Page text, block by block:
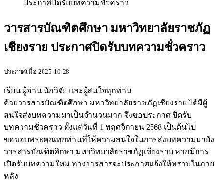
ประกาศปิดรับบทความชั่วคราว
วารสารบัณฑิตศึกษา มหาวิทยาลัยราชภัฏ
เชียงราย ประกาศปิดรับบทความชั่วคราว
ประกาศเมื่อ 2025-10-28
เรียน ผู้อ่าน นักวิจัย และผู้สนใจทุกท่าน
ด้วยวารสารบัณฑิตศึกษา มหาวิทยาลัยราชภัฏเชียงราย ได้มีผู้
สนใจส่งบทความมาเป็นจำนวนมาก จึงขอประกาศ ปิดรับ
บทความชั่วคราว ตั้งแต่วันที่ 1 พฤศจิกายน 2568 เป็นต้นไป
ขอขอบพระคุณทุกท่านที่ให้ความสนใจในการส่งบทความมายัง
วารสารบัณฑิตศึกษา มหาวิทยาลัยราชภัฏเชียงราย หากมีการ
เปิดรับบทความใหม่ ทางวารสารจะประกาศแจ้งให้ทราบในภาย
หลัง